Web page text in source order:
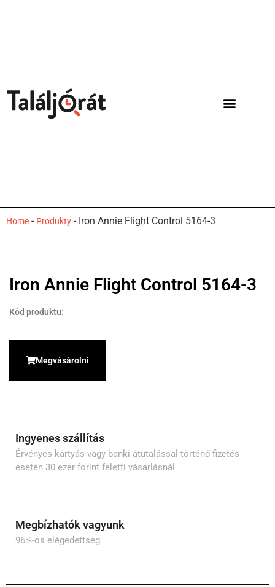
Home - Produkty - Iron Annie Flight Control 5164-3
Iron Annie Flight Control 5164-3
Kód produktu:
Megvásárolni
Ingyenes szállítás
Érvényes kártyás vagy banki átutalással történő fizetés
esetén 30 ezer forint feletti vásárlásnál
Megbízhatók vagyunk
96%-os elégedettség